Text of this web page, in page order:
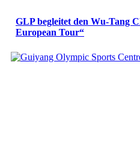
GLP begleitet den Wu-Tang
European Tour“